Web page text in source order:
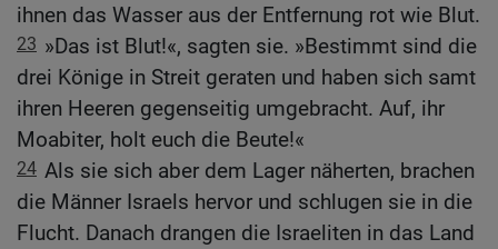
ihnen das Wasser aus der Entfernung rot wie Blut.
23 »Das ist Blut!«, sagten sie. »Bestimmt sind die
drei Könige in Streit geraten und haben sich samt
ihren Heeren gegenseitig umgebracht. Auf, ihr
Moabiter, holt euch die Beute!«
24 Als sie sich aber dem Lager näherten, brachen
die Männer Israels hervor und schlugen sie in die
Flucht. Danach drangen die Israeliten in das Land